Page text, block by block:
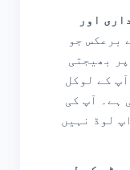
اور
برعکس جو
بھیجتی
کے لوکل
ہے۔ آپ کی
لوڈ نہیں